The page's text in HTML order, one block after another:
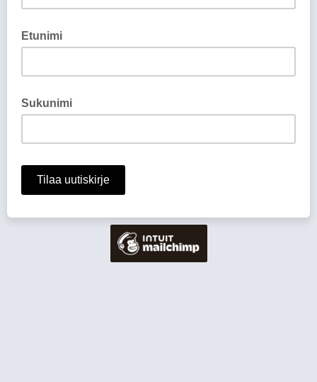
Etunimi
Sukunimi